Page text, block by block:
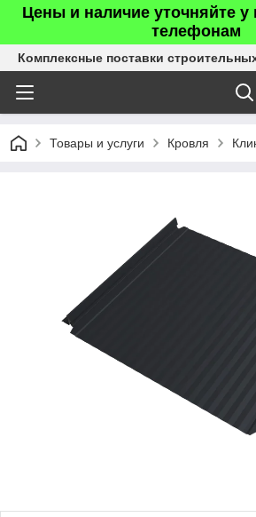
Цены и наличие уточняйте
телефонам
Комплексные поставки
Товары и услуги Кровля